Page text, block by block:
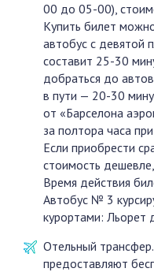
00 до 05-00),
Купить билет
автобус с девятой
составит 25-30
добраться до
в пути — 20-30
от «Барселона
за полтора часа
Если приобрести
стоимость
Время действия
Автобус № 3
курортами: Льорет
Отельный
предоставляют